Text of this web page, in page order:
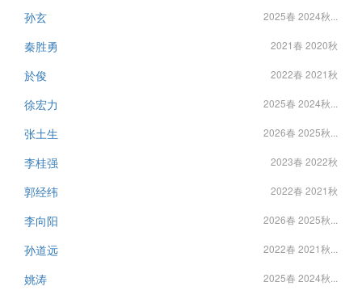
孙玄 2025春 2024秋...
秦胜勇 2021春 2020秋
於俊 2022春 2021秋
徐宏力 2025春 2024秋...
张土生 2026春 2025秋...
李桂强 2023春 2022秋
郭经纬 2022春 2021秋
李向阳 2026春 2025秋...
孙道远 2022春 2021秋...
姚涛 2025春 2024秋...